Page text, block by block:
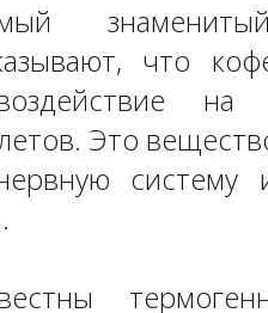
знаменитый
что
на
Это
систему